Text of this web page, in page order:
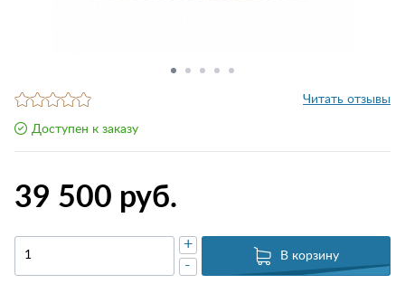
Читать отзывы
Доступен к заказу
39 500 руб.
-
+
В корзину